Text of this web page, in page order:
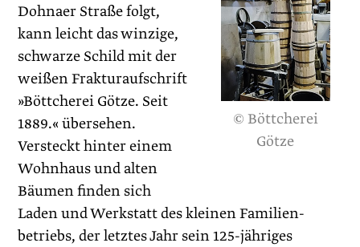
© Böttcherei
Götze
Dohnaer Straße folgt,
kann leicht das winzige,
schwarze Schild mit der
weißen Frakturaufschrift
»Böttcherei Götze. Seit
1889.« übersehen.
Versteckt hinter einem
Wohnhaus und alten
Bäumen finden sich
Laden und Werkstatt des kleinen Familien­
betriebs, der letztes Jahr sein 125-jähriges